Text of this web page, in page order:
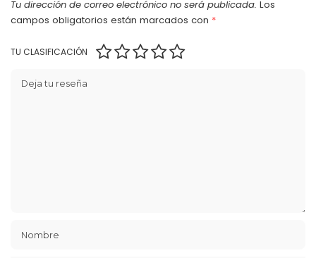
Tu dirección de correo electrónico no será publicada. Los
campos obligatorios están marcados con *
TU CLASIFICACIÓN